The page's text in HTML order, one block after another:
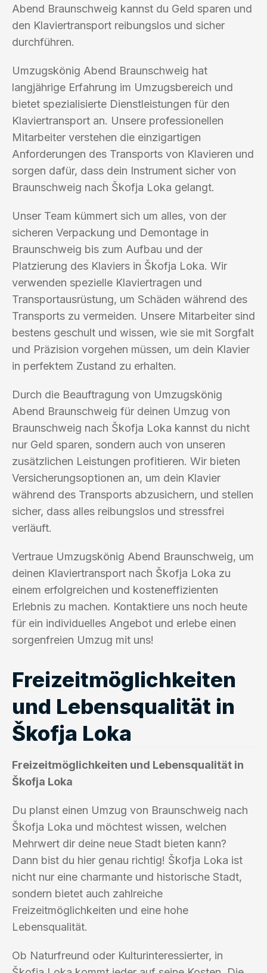
Abend Braunschweig kannst du Geld sparen und
den Klaviertransport reibungslos und sicher
durchführen.
Umzugskönig Abend Braunschweig hat
langjährige Erfahrung im Umzugsbereich und
bietet spezialisierte Dienstleistungen für den
Klaviertransport an. Unsere professionellen
Mitarbeiter verstehen die einzigartigen
Anforderungen des Transports von Klavieren und
sorgen dafür, dass dein Instrument sicher von
Braunschweig nach Škofja Loka gelangt.
Unser Team kümmert sich um alles, von der
sicheren Verpackung und Demontage in
Braunschweig bis zum Aufbau und der
Platzierung des Klaviers in Škofja Loka. Wir
verwenden spezielle Klaviertragen und
Transportausrüstung, um Schäden während des
Transports zu vermeiden. Unsere Mitarbeiter sind
bestens geschult und wissen, wie sie mit Sorgfalt
und Präzision vorgehen müssen, um dein Klavier
in perfektem Zustand zu erhalten.
Durch die Beauftragung von Umzugskönig
Abend Braunschweig für deinen Umzug von
Braunschweig nach Škofja Loka kannst du nicht
nur Geld sparen, sondern auch von unseren
zusätzlichen Leistungen profitieren. Wir bieten
Versicherungsoptionen an, um dein Klavier
während des Transports abzusichern, und stellen
sicher, dass alles reibungslos und stressfrei
verläuft.
Vertraue Umzugskönig Abend Braunschweig, um
deinen Klaviertransport nach Škofja Loka zu
einem erfolgreichen und kosteneffizienten
Erlebnis zu machen. Kontaktiere uns noch heute
für ein individuelles Angebot und erlebe einen
sorgenfreien Umzug mit uns!
Freizeitmöglichkeiten
und Lebensqualität in
Škofja Loka
Freizeitmöglichkeiten und Lebensqualität in
Škofja Loka
Du planst einen Umzug von Braunschweig nach
Škofja Loka und möchtest wissen, welchen
Mehrwert dir deine neue Stadt bieten kann?
Dann bist du hier genau richtig! Škofja Loka ist
nicht nur eine charmante und historische Stadt,
sondern bietet auch zahlreiche
Freizeitmöglichkeiten und eine hohe
Lebensqualität.
Ob Naturfreund oder Kulturinteressierter, in